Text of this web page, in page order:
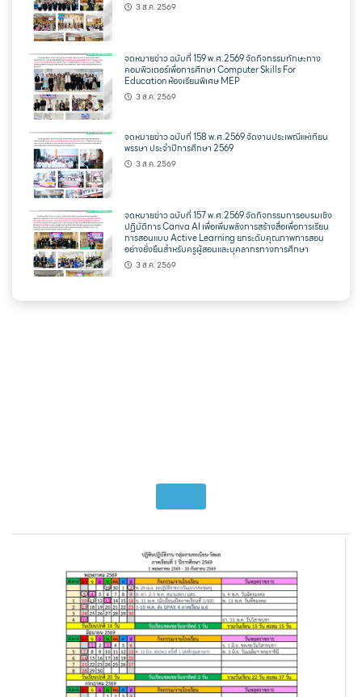
3 ส.ค. 2569
จดหมายข่าว ฉบับที่ 159 พ.ศ.2569 จัดกิจกรรมทักษะทาง
คอมพิวเตอร์เพื่อการศึกษา Computer Skills For
Education ห้องเรียนพิเศษ MEP
3 ส.ค. 2569
จดหมายข่าว ฉบับที่ 158 พ.ศ.2569 จัดงานประเพณีแห่เทียน
พรรษา ประจำปีการศึกษา 2569
3 ส.ค. 2569
จดหมายข่าว ฉบับที่ 157 พ.ศ.2569 จัดกิจกรรมการอบรมเชิง
ปฏิบัติการ Canva AI เพื่อเพิ่มพลังการสร้างสื่อเพื่อการเรียน
การสอนแบบ Active Learning ยกระดับคุณภาพการสอน
อย่างยั่งยืนสำหรับครูผู้สอนและบุคลากรทางการศึกษา
3 ส.ค. 2569